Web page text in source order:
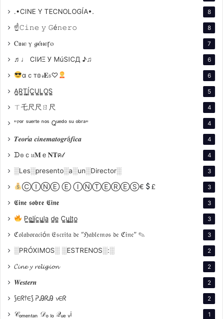
.•CINE Y TECNOLOGÍA•. 8
☝𝙲𝚒𝚗𝚎 𝚢 𝙶é𝚗𝚎𝚛𝚘 8
Ⲥⲓⲛⲉ ⲩ 𝓰ⲉ́ⲛⲉꞅⲟ 7
♬♩ CIИΞ У MúSICД ♪♫ 6
αｃт𝕠𝓇𝐄𝔰♡ 6
A̳R̳T̳Í̳C̳U̳L̳O̳S̳ 5
ㄒ乇尺尺ㄖ尺 4
"ᴾᵒʳ ˢᵘᵉʳᵗᵉ ⁿᵒˢ Qᵘᵉᵈᵒ ˢᵘ ᵒᵇʳᵃ" 4
𝑻𝒆𝒐𝒓í𝒂 𝒄𝒊𝒏𝒆𝒎𝒂𝒕𝒐𝒈𝒓á𝒇𝒊𝒄𝒂 4
ᗪ๏ｃ𝔲𝐌ｅ𝐍𝐓ค𝓁 4
░Les░presento░a░un░Director░ 3
ⒸⒾⓃⒺ Ⓔ ⒾⓃⓉⒺⓇⒺⓈ€ £ 3
𝕮𝖎𝖓𝖊 𝖘𝖔𝖇𝖗𝖊 𝕮𝖎𝖓𝖊 3
P̳e̳l̳í̳c̳u̳l̳a̳ d̳e̳ C̳u̳l̳t̳o̳ 3
ℭ𝔬𝔩𝔞𝔟𝔬𝔯𝔞𝔠𝔦ó𝔫 𝔈𝔰𝔠𝔯𝔦𝔱𝔞 𝔡𝔢 “ℌ𝔞𝔟𝔩𝔢𝔪𝔬𝔰 𝔡𝔢 ℭ𝔦𝔫𝔢” ✎ 3
░PRÓXIMOS░ ░ESTRENOS░:░ 2
𝓒𝓲𝓷𝓮 𝔂 𝓻𝓮𝓵𝓲𝓰𝓲𝓸𝓷 2
𝑾𝒆𝒔𝒕𝒆𝒓𝒏 2
⟆∈ᖇ⫯∈⟆ ᕈᎯᖇᎯ 𝓿∈ᖇ 2
𝒞ₒₘₑₙₜₐₙ 𝒟ₒ ₗₒ 𝒬ᵤₑ ᵥi 1